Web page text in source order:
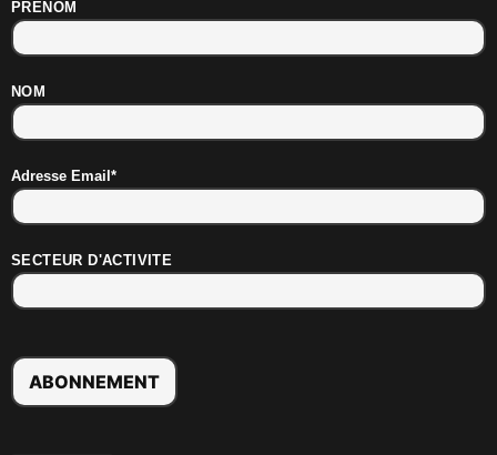
PRENOM
NOM
Adresse Email*
SECTEUR D'ACTIVITE